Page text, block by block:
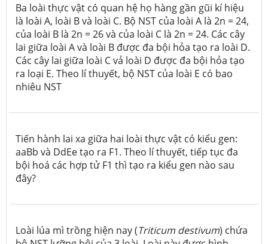
Ba loài thực vật có quan hệ họ hàng gần gũi kí hiệu
là loài A, loài B và loài C. Bộ NST của loài A là 2n = 24,
của loài B là 2n = 26 và của loài C là 2n = 24. Các cây
lai giữa loài A và loài B được đa bội hỏa tạo ra loài D.
Các cây lai giữa loài C vả loài D được đa bội hỏa tạo
ra loại E. Theo lí thuyết, bộ NST của loài E có bao
nhiêu NST
Tiến hành lai xa giữa hai loài thực vật có kiểu gen:
aaBb và DdEe tạo ra F1. Theo lí thuyết, tiếp tục đa
bội hoá các hợp tử F1 thì tạo ra kiểu gen nào sau
đây?
Loài lúa mì trồng hiện nay (Triticum destivum) chứa